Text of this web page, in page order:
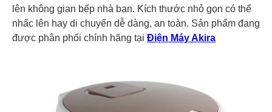
lên không gian bếp nhà bạn. Kích thước nhỏ gọn có thể
nhấc lên hay di chuyển dễ dàng, an toàn. Sản phẩm đang
được phân phối chính hãng tại Điện Máy Akira